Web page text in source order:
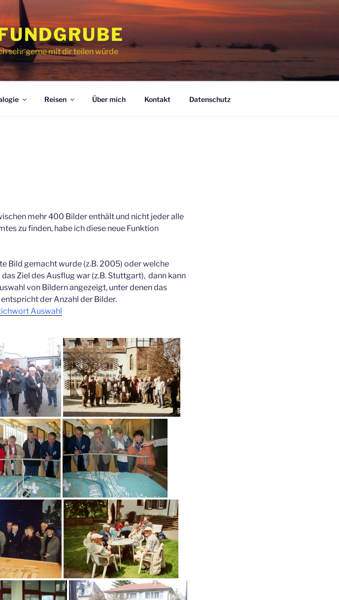
sehr gerne mit dir teilen würde
Reisen Über mich Kontakt Datenschutz
mehr 400 Bilder enthält und nicht jeder alle
zu finden, habe ich diese neue Funktion
Bild gemacht wurde (z.B. 2005) oder welche
Ziel des Ausflug war (z.B. Stuttgart), dann kann
von Bildern angezeigt, unter denen das
der Anzahl der Bilder.
Auswahl